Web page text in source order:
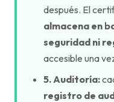
después. El
almacena en
seguridad ni
accesible una
5. Auditoría:
registro de